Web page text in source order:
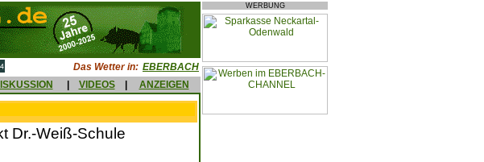
Das Wetter in: EBERBACH
VIDEOS ANZEIGEN
Dr.-Weiß-Schule
WERBUNG